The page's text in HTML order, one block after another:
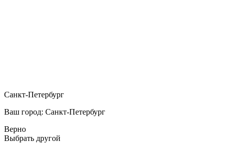
Санкт-Петербург
Ваш город: Санкт-Петербург
Верно
Выбрать другой